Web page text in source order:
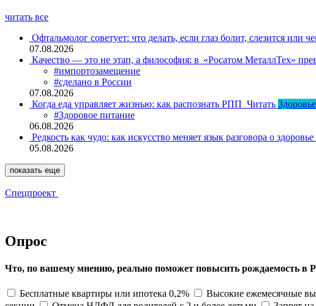
читать все
Офтальмолог советует: что делать, если глаз болит, слезится или
07.08.2026
Качество — это не этап, а философия: в «Росатом МеталлТех»
#импортозамещение
#сделано в России
07.08.2026
Когда еда управляет жизнью: как распознать РПП Читать
#Здоровое питание
06.08.2026
Редкость как чудо: как искусство меняет язык разговора о здоровье
05.08.2026
показать еще
Спецпроект
Опрос
Что, по вашему мнению, реально поможет повысить рождаемость в
Бесплатные квартиры или ипотека 0,2% Высокие ежемесячные